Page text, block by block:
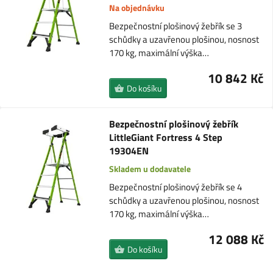
Na objednávku
Bezpečnostní plošinový žebřík se 3
schůdky a uzavřenou plošinou, nosnost
170 kg, maximální výška…
10 842 Kč
Do košíku
Bezpečnostní plošinový žebřík
LittleGiant Fortress 4 Step
19304EN
Skladem u dodavatele
Bezpečnostní plošinový žebřík se 4
schůdky a uzavřenou plošinou, nosnost
170 kg, maximální výška…
12 088 Kč
Do košíku